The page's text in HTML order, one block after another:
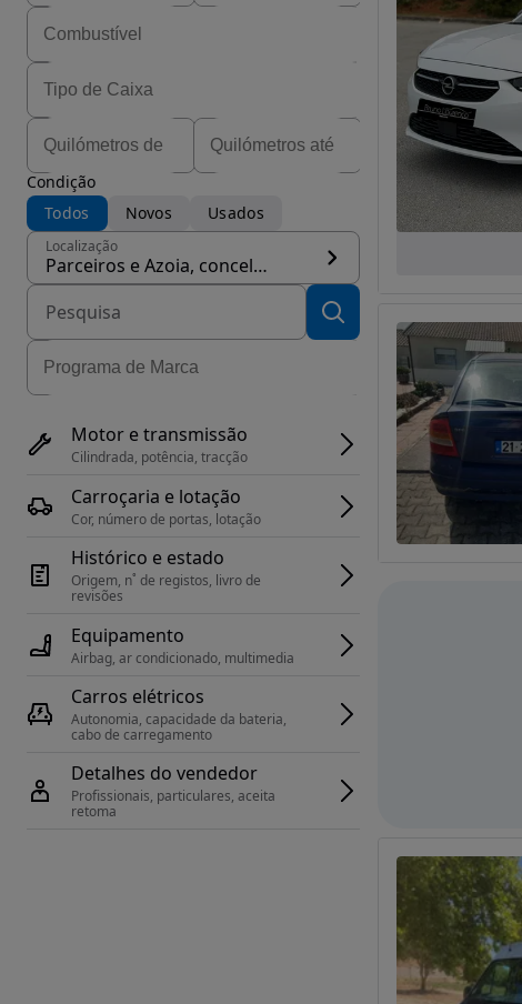
Condição
Todos
Novos Usados
Localização
Parceiros e Azoia, concelho Leiria
Motor e transmissão
Cilindrada, potência, tracção
Carroçaria e lotação
Cor, número de portas, lotação
Histórico e estado
Origem, n˚ de registos, livro de
revisões
Equipamento
Airbag, ar condicionado, multimedia
Carros elétricos
Autonomia, capacidade da bateria,
cabo de carregamento
Detalhes do vendedor
Profissionais, particulares, aceita
retoma